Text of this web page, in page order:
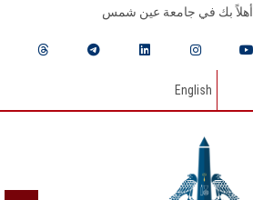
أهلاً بك في جامعة عين شمس
English